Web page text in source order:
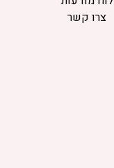
צרו קשר